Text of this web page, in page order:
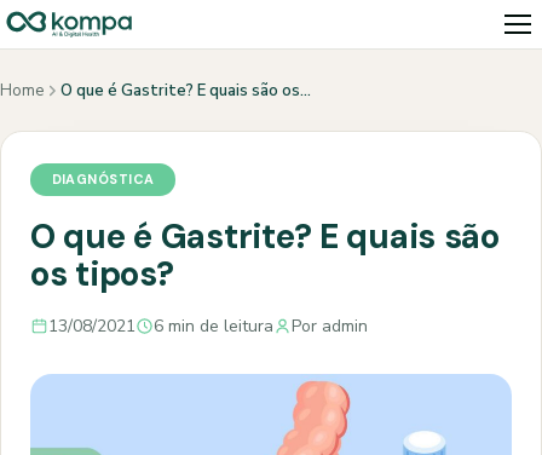
Home O que é Gastrite? E quais são os…
DIAGNÓSTICA
O que é Gastrite? E quais são
os tipos?
13/08/2021 6 min de leitura Por admin